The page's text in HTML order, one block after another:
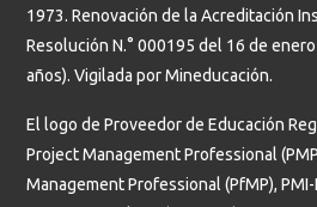
1973. Renovación de la Acreditación
Resolución N.° 000195 del 16 de
años). Vigilada por Mineducación.
El logo de Proveedor de Educación
Project Management Professional
Management Professional (PfMP),